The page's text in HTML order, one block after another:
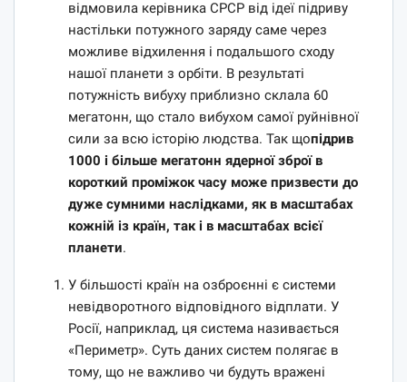
відмовила керівника СРСР від ідеї підриву
настільки потужного заряду саме через
можливе відхилення і подальшого сходу
нашої планети з орбіти. В результаті
потужність вибуху приблизно склала 60
мегатонн, що стало вибухом самої руйнівної
сили за всю історію людства. Так щопідрив
1000 і більше мегатонн ядерної зброї в
короткий проміжок часу може призвести до
дуже сумними наслідками, як в масштабах
кожній із країн, так і в масштабах всієї
планети.
У більшості країн на озброєнні є системи
невідворотного відповідного відплати. У
Росії, наприклад, ця система називається
«Периметр». Суть даних систем полягає в
тому, що не важливо чи будуть вражені